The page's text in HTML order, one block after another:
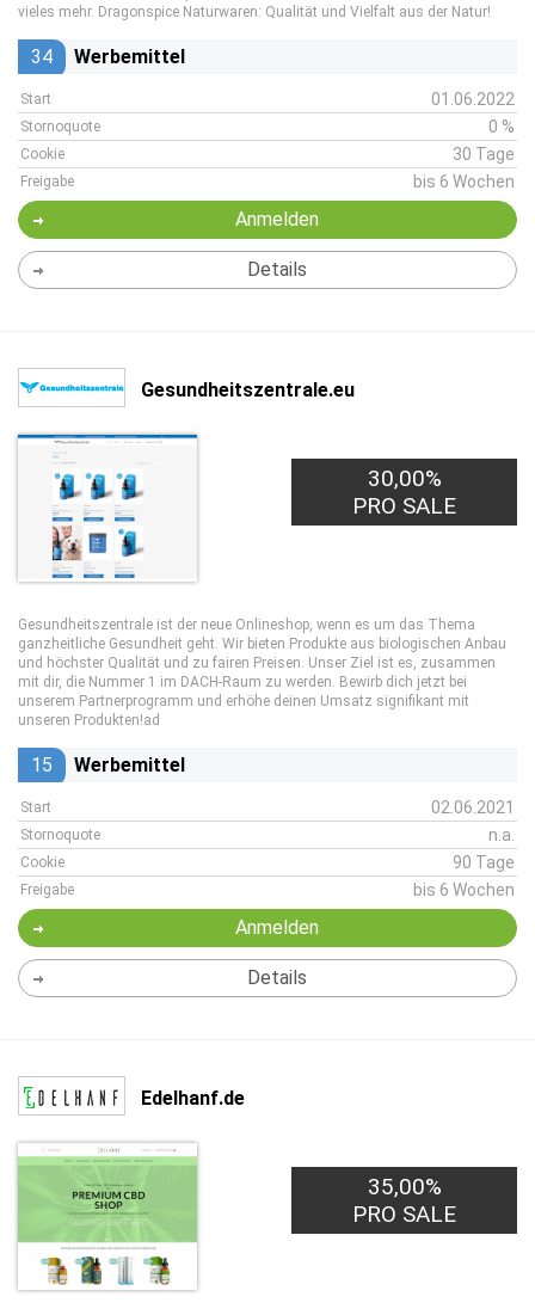
vieles mehr. Dragonspice Naturwaren: Qualität und Vielfalt aus der Natur!
34 Werbemittel
Start 01.06.2022
Stornoquote 0 %
Cookie 30 Tage
Freigabe bis 6 Wochen
Anmelden
Details
Gesundheitszentrale.eu
30,00%
PRO SALE
Gesundheitszentrale ist der neue Onlineshop, wenn es um das Thema
ganzheitliche Gesundheit geht. Wir bieten Produkte aus biologischen Anbau
und höchster Qualität und zu fairen Preisen. Unser Ziel ist es, zusammen
mit dir, die Nummer 1 im DACH-Raum zu werden. Bewirb dich jetzt bei
unserem Partnerprogramm und erhöhe deinen Umsatz signifikant mit
unseren Produkten!ad
15 Werbemittel
Start 02.06.2021
Stornoquote n.a.
Cookie 90 Tage
Freigabe bis 6 Wochen
Anmelden
Details
Edelhanf.de
35,00%
PRO SALE